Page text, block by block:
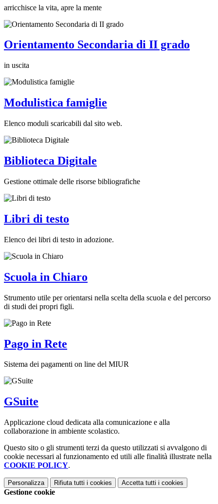
arricchisce la vita, apre la mente
Orientamento Secondaria di II grado
in uscita
Modulistica famiglie
Elenco moduli scaricabili dal sito web.
Biblioteca Digitale
Gestione ottimale delle risorse bibliografiche
Libri di testo
Elenco dei libri di testo in adozione.
Scuola in Chiaro
Strumento utile per orientarsi nella scelta della scuola e del percorso
di studi dei propri figli.
Pago in Rete
Sistema dei pagamenti on line del MIUR
GSuite
Applicazione cloud dedicata alla comunicazione e alla
collaborazione in ambiente scolastico.
Questo sito o gli strumenti terzi da questo utilizzati si avvalgono di
cookie necessari al funzionamento ed utili alle finalità illustrate nella
COOKIE POLICY.
Personalizza Rifiuta tutti i cookies Accetta tutti i cookies
Gestione cookie